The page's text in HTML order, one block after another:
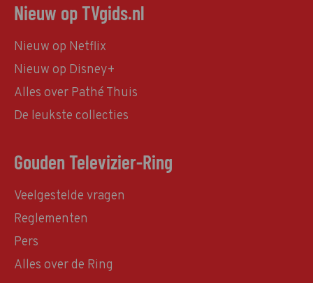
Nieuw op TVgids.nl
Nieuw op Netflix
Nieuw op Disney+
Alles over Pathé Thuis
De leukste collecties
Gouden Televizier-Ring
Veelgestelde vragen
Reglementen
Pers
Alles over de Ring